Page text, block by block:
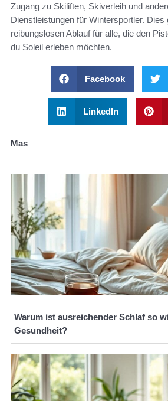
Zugang zu Skiliften, Skiverleih und
Dienstleistungen für Wintersportler. Dies
reibungslosen Ablauf für alle, die den
du Soleil erleben möchten.
Facebook
LinkedIn
Mas
Warum ist ausreichender Schlaf so
Gesundheit?